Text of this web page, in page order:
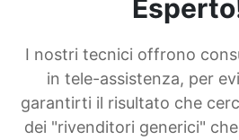
I nostri tecnici offrono
in tele-assistenza, per
garantirti il risultato che
dei "rivenditori generici"